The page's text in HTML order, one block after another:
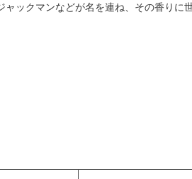
ックマンなどが名を連ね、その香りに